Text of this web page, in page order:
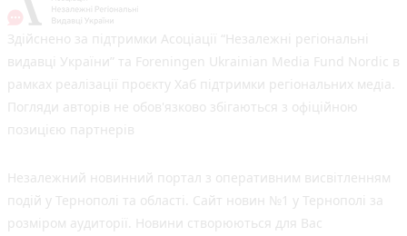
Здійснено за підтримки Асоціації “Незалежні регіональні
видавці України” та Foreningen Ukrainian Media Fund Nordic в
рамках реалізації проєкту Хаб підтримки регіональних медіа.
Погляди авторів не обов'язково збігаються з офіційною
позицією партнерів
Незалежний новинний портал з оперативним висвітленням
подій у Тернополі та області. Сайт новин №1 у Тернополі за
розміром аудиторії. Новини створюються для Вас